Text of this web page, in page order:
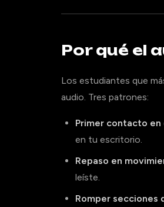
Por qué el
Los estudiantes que
audio. Tres patrones:
Primer contacto
en tu escritorio.
Repaso en
leíste.
Romper secciones